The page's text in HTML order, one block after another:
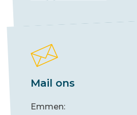
Mail ons
Emmen: